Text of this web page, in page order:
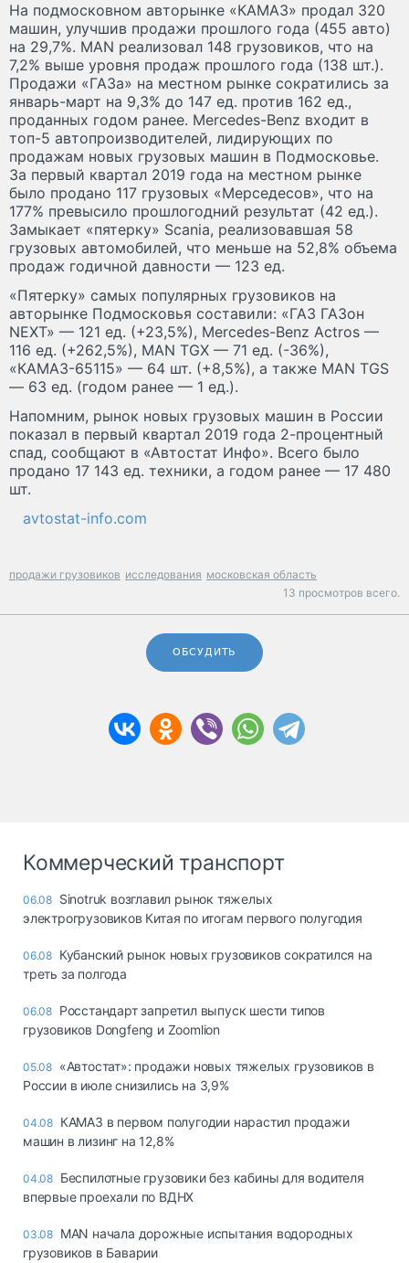
На подмосковном авторынке «КАМАЗ» продал 320
машин, улучшив продажи прошлого года (455 авто)
на 29,7%. MAN реализовал 148 грузовиков, что на
7,2% выше уровня продаж прошлого года (138 шт.).
Продажи «ГАЗа» на местном рынке сократились за
январь-март на 9,3% до 147 ед. против 162 ед.,
проданных годом ранее. Mercedes-Benz входит в
топ-5 автопроизводителей, лидирующих по
продажам новых грузовых машин в Подмосковье.
За первый квартал 2019 года на местном рынке
было продано 117 грузовых «Мерседесов», что на
177% превысило прошлогодний результат (42 ед.).
Замыкает «пятерку» Scania, реализовавшая 58
грузовых автомобилей, что меньше на 52,8% объема
продаж годичной давности — 123 ед.
«Пятерку» самых популярных грузовиков на
авторынке Подмосковья составили: «ГАЗ ГАЗон
NEXT» — 121 ед. (+23,5%), Mercedes-Benz Actros —
116 ед. (+262,5%), MAN TGX — 71 ед. (-36%),
«КАМАЗ-65115» — 64 шт. (+8,5%), а также MAN TGS
— 63 ед. (годом ранее — 1 ед.).
Напомним, рынок новых грузовых машин в России
показал в первый квартал 2019 года 2-процентный
спад, сообщают в «Автостат Инфо». Всего было
продано 17 143 ед. техники, а годом ранее — 17 480
шт.
avtostat-info.com
продажи грузовиков исследования московская область
13 просмотров всего.
ОБСУДИТЬ
Коммерческий транспорт
06.08 Sinotruk возглавил рынок тяжелых
электрогрузовиков Китая по итогам первого полугодия
06.08 Кубанский рынок новых грузовиков сократился на
треть за полгода
06.08 Росстандарт запретил выпуск шести типов
грузовиков Dongfeng и Zoomlion
05.08 «Автостат»: продажи новых тяжелых грузовиков в
России в июле снизились на 3,9%
04.08 КАМАЗ в первом полугодии нарастил продажи
машин в лизинг на 12,8%
04.08 Беспилотные грузовики без кабины для водителя
впервые проехали по ВДНХ
03.08 MAN начала дорожные испытания водородных
грузовиков в Баварии